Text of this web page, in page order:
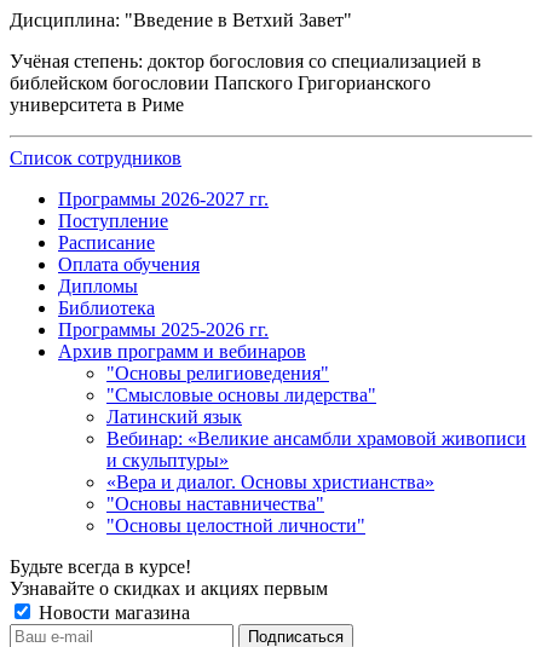
Дисциплина: "Введение в Ветхий Завет"
Учёная степень: доктор богословия со специализацией в
библейском богословии Папского Григорианского
университета в Риме
Список сотрудников
Программы 2026-2027 гг.
Поступление
Расписание
Оплата обучения
Дипломы
Библиотека
Программы 2025-2026 гг.
Архив программ и вебинаров
"Основы религиоведения"
"Смысловые основы лидерства"
Латинский язык
Вебинар: «Великие ансамбли храмовой живописи
и скульптуры»
«Вера и диалог. Основы христианства»
"Основы наставничества"
"Основы целостной личности"
Будьте всегда в курсе!
Узнавайте о скидках и акциях первым
Новости магазина